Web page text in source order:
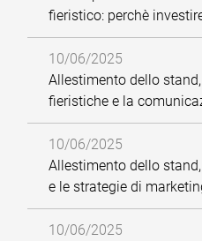
fieristico: perchè
10/06/2025
Allestimento dello
fieristiche e la
10/06/2025
Allestimento dello
e le strategie di
10/06/2025